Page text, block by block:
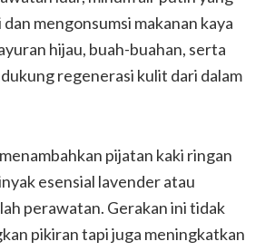
mengonsumsi makanan kaya
hijau, buah-buahan, serta
regenerasi kulit dari dalam
pijatan kaki ringan
esensial lavender atau
perawatan. Gerakan ini tidak
pikiran tapi juga meningkatkan